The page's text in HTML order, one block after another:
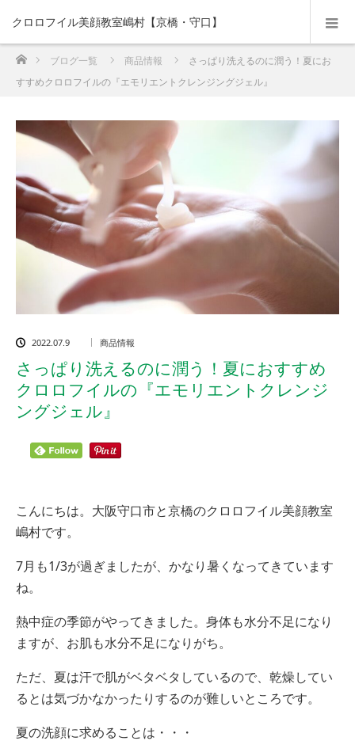
クロロフイル美顔教室嶋村【京橋・守口】
ホームブログ一覧 商品情報
さっぱり洗えるのに潤う！夏にお
すすめクロロフイルの『エモリエントクレンジングジェル』
2022.07.9 商品情報
さっぱり洗えるのに潤う！夏におすすめ
クロロフイルの『エモリエントクレンジ
ングジェル』
こんにちは。大阪守口市と京橋のクロロフイル美顔教室
嶋村です。
7月も1/3が過ぎましたが、かなり暑くなってきています
ね。
熱中症の季節がやってきました。身体も水分不足になり
ますが、お肌も水分不足になりがち。
ただ、夏は汗で肌がベタベタしているので、乾燥してい
るとは気づかなかったりするのが難しいところです。
夏の洗顔に求めることは・・・